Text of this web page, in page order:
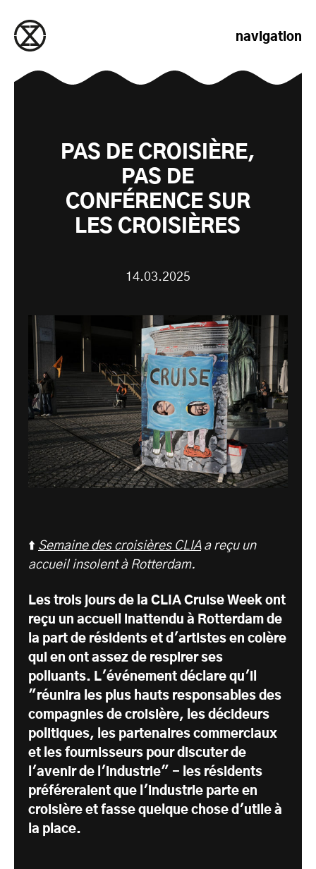
navigation
PAS DE CROISIÈRE,
PAS DE
CONFÉRENCE SUR
LES CROISIÈRES
14.03.2025
⬆️ Semaine des croisières CLIAa reçu un
accueil insolent à Rotterdam.
Les trois jours de la CLIA Cruise Week ont
reçu un accueil inattendu à Rotterdam de
la part de résidents et d'artistes en colère
qui en ont assez de respirer ses
polluants. L'événement déclare qu'il
"réunira les plus hauts responsables des
compagnies de croisière, les décideurs
politiques, les partenaires commerciaux
et les fournisseurs pour discuter de
l'avenir de l'industrie" - les résidents
préféreraient que l'industrie parte en
croisière et fasse quelque chose d'utile à
la place.